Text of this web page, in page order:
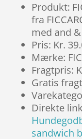
Produkt:
fra
med and
Pris: Kr.
Mærke:
Fragtpris:
Gratis
Direkte
sandwich